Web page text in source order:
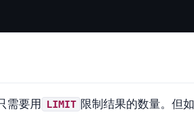
需要用 LIMIT 限制结果的数量。但如